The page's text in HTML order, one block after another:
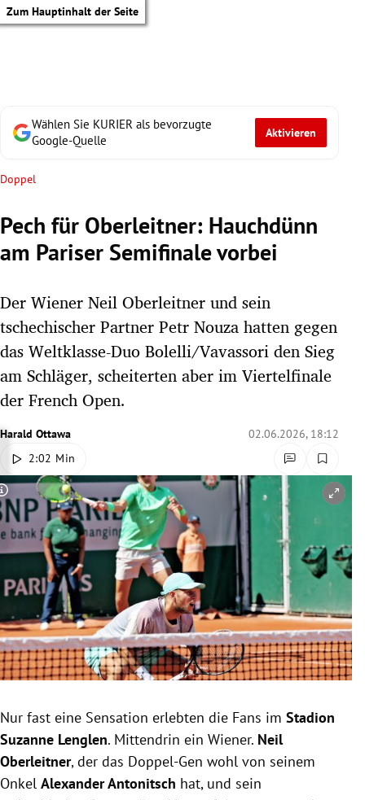
Zum Hauptinhalt der Seite
Untermenü
Untermenü
Untermenü
Untermenü
Untermenü
Untermenü
Untermenü
Untermenü
Wählen Sie KURIER als bevorzugte
Google-Quelle
Aktivieren
Doppel
Pech für Oberleitner: Hauchdünn
am Pariser Semifinale vorbei
Der Wiener Neil Oberleitner und sein
tschechischer Partner Petr Nouza hatten gegen
das Weltklasse-Duo Bolelli/Vavassori den Sieg
am Schläger, scheiterten aber im Viertelfinale
der French Open.
Harald Ottawa
02.06.2026, 18:12
2:02 Min
Copyright-Hinweis öffnen/schließen
Nur fast eine Sensation erlebten die Fans im Stadion
Suzanne Lenglen. Mittendrin ein Wiener. Neil
Oberleitner, der das Doppel-Gen wohl von seinem
Onkel Alexander Antonitsch hat, und sein